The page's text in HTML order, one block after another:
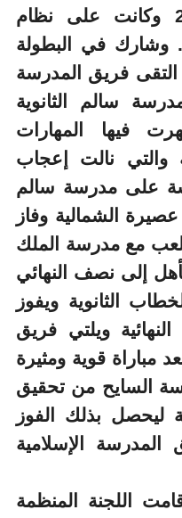
وانتهت بتاريخ 27/2/2014 وكانت على نظام
وشارك في البطولة
التقى فريق المدرسة
سالم الثانوية
فيها المهارات
والتي نالت إعجاب
على مدرسة سالم
الشمالية وفاز
مع مدرسة الملك
إلى نصف النهائي
الثانوية ويفوز
النهائية ويلتي فريق
مباراة قوية ومثيرة
السايح من تحقيق
ليحصل بذلك الفوز
الإسلامية
اللجنة المنظمة